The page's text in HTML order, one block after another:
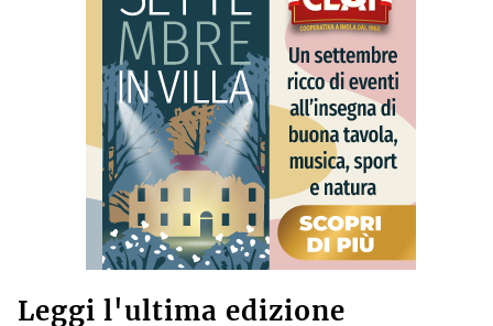
Leggi l'ultima edizione